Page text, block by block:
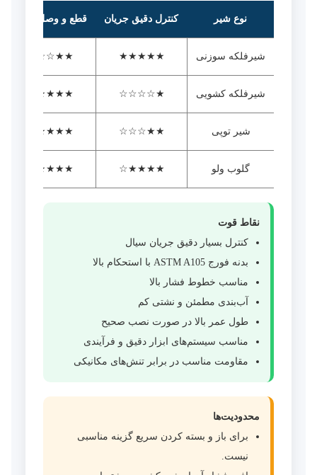
نوع شیر کنترل دقیق جریان قطع و وصل سریع
شیرفلکه سوزنی ★★★★★
★★☆☆☆
شیرفلکه کشویی ★☆☆☆☆
★★★★★
شیر توپی ★★☆☆☆
★★★★★
گلوب ولو ★★★★☆
★★★★☆
نقاط قوت
کنترل بسیار دقیق جریان سیال
بدنه فورج ASTM A105 با استحکام بالا
مناسب خطوط فشار بالا
آب‌بندی مطمئن و نشتی کم
طول عمر بالا در صورت نصب صحیح
مناسب سیستم‌های ابزار دقیق و فرآیندی
مقاومت مناسب در برابر تنش‌های مکانیکی
محدودیت‌ها
برای باز و بسته کردن سریع گزینه مناسبی
نیست.